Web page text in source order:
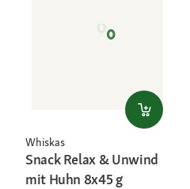
Whiskas
Snack Relax & Unwind
mit Huhn 8x45 g